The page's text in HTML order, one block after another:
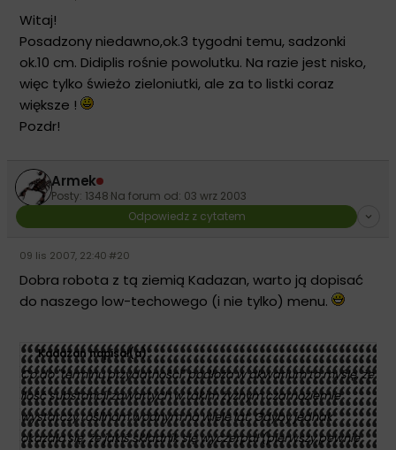
Witaj!
Posadzony niedawno,ok.3 tygodni temu, sadzonki
ok.10 cm. Didiplis rośnie powolutku. Na razie jest nisko,
więc tylko świeżo zieloniutki, ale za to listki coraz
większe !
Pozdr!
Armek
Posty: 1348 Na forum od: 03 wrz 2003
Odpowiedz z cytatem
09 lis 2007, 22:40#20
Dobra robota z tą ziemią Kadazan, warto ją dopisać
do naszego low-techowego (i nie tylko) menu.
Kadazan napisał(a):
Co do "terminu przydatności" podłoża w akwarium to myślę, że
ilość substancji zawartych w takim żyznym czarnoziemie
wystarczy roślinom wodnym na wiele lat. Gdyby jednak
okazało się, że jakiś składnik się wyczerpał (pierwszy pewnie